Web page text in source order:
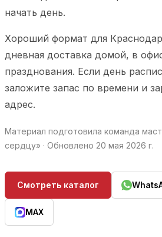
начать день.
Хороший формат для
дневная доставка домой, в
празднования. Если день
заложите запас по времени и
адрес.
Материал подготовила команда
сердцу» · Обновлено 20 мая 2026 г.
Смотреть каталог
MAX